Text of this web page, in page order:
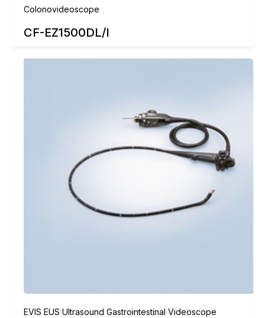
Colonovideoscope
CF-EZ1500DL/I
EVIS EUS Ultrasound Gastrointestinal Videoscope